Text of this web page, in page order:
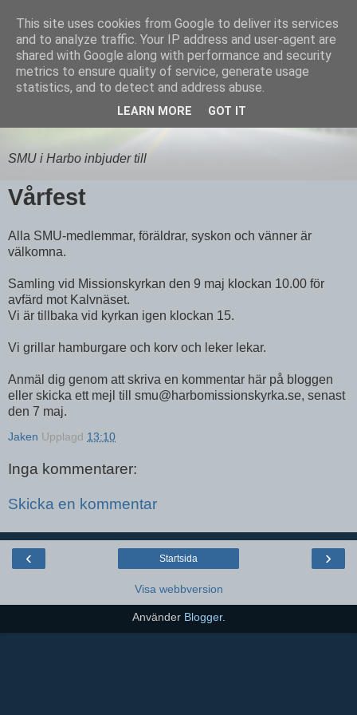
Equmenia i Harbo
Välkommen till Vårfest
SMU i Harbo inbjuder till
Vårfest
Alla SMU-medlemmar, föräldrar, syskon och vänner är
välkomna.
Samling vid Missionskyrkan den 9 maj klockan 10.00 för
avfärd mot Kalvnäset.
Vi är tillbaka vid kyrkan igen klockan 15.
Vi grillar hamburgare och korv och leker lekar.
Anmäl dig genom att skriva en kommentar här på bloggen
eller skicka ett mejl till smu@harbomissionskyrka.se, senast
den 7 maj.
Jaken Upplagd 13:10
Inga kommentarer:
Skicka en kommentar
‹ ›
Startsida
Visa webbversion
Använder Blogger.
This site uses cookies from Google to deliver its services
and to analyze traffic. Your IP address and user-agent are
shared with Google along with performance and security
metrics to ensure quality of service, generate usage
statistics, and to detect and address abuse.
LEARN MORE GOT IT